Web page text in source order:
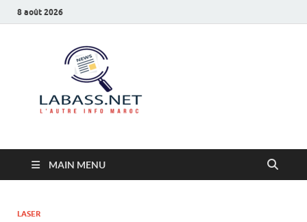
8 août 2026
MAIN MENU
LASER